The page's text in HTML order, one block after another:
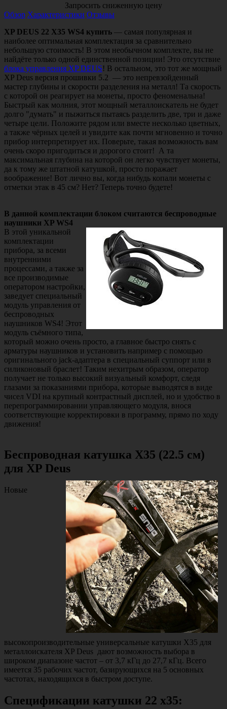
Запросить сниженную цену
Обзор Характеристики Отзывы
XP DEUS 22 X35 WS4 купить — самая популярная и
наиболее оптимальная комплектация за сравнительно
небольшую стоимость! В этом необычном комплекте, вы не
найдёте только одной единственной позиции! Это отсутствие
блока управления XP DEUS! В остальном, это тот же мощный
XP Deus версия прошивки 5.2 — это непревзойденный
мастер глубины и скорости разделения на металл! Та скорость
с которой он реагирует на монеты, просто феноменальна!
Быстрый как молния, этот мощный металлоискатель не будет
долго "думать" и пыжиться пытаясь разделить две, три и даже
четыре цели. Положите рядом или вместе несколько цветных,
а также чёрных целей и увидите как почти мгновенно и точно
прибор интерпретирует их. Поверьте, такая возможность вам
очень скоро пригодиться и дорогого стоит! А та
максимальная глубина на которой он легко чувствует монеты,
да к тому же штатной катушкой, просто поражает
воображение! Вот лично вы, когда нибудь копали монеты с
отметки этак в 45 см? Нет? Теперь точно будете!
В данной комплектации блоком считаются беспроводные
наушники XP WS4
В этой уникальной
комплектации
прибора, за всеми
внутренними
процессами, а также за
все производимые
оператором настройки,
заведует специальный
модуль управления от
беспроводных
наушников WS4! Этот
модуль съёмного типа,
который можно очень просто, а главное быстро снять с
арматуры наушников и установить например с помощью
оригинального jack-адаптера в специальный суппорт или в
силиконовый браслет! Таким нехитрым образом, оператор
получает не только высокий визуальный комфорт, следя
глазами за показаниями прибора, которые выводятся в виде
чисел VDI на крупный контрастный дисплей, но и удобство в
перепрограммировании управляющего модуля, внося
соответствующие корректировки в программу, прямо по ходу
движения!
Беспроводная катушка X35 (22.5 см)
для XP Deus
Новые
высокопроизводительные универсальные катушки X35 для
металлоискателя XP Deus дают возможность выбора в
широком диапазоне частот – от 3,7 кГц до 27,7 кГц. Всего
имеется 35 рабочих частот, базирующихся на 5 основных
частотах, находящихся в быстром доступе.
Спецификации катушки 22 х35: